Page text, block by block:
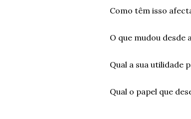
Como têm isso
O que mudou desde
Qual a sua utilidade
Qual o papel que